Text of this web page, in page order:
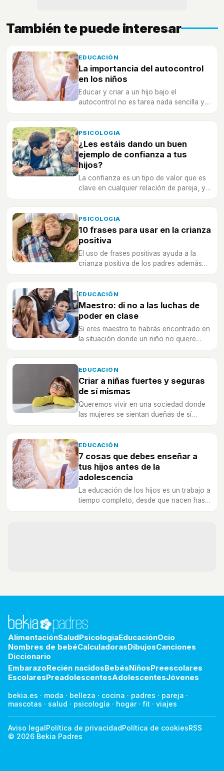
También te puede interesar
EDUCACIÓN
La importancia del autocontrol
en los niños
Educar y criar a un hijo bajo el
autocontrol no es tarea nada sencilla y
PSICOLOGIA
¿Les estáis dando un buen
ejemplo de confianza a tus
hijos?
La confianza es un tipo de valor que es
clave en cualquier relación de pareja, y
PSICOLOGIA
10 frases para usar en la crianza
positiva
El uso de frases positivas ayuda a la
crianza positiva de los padres además
EDUCACIÓN
Maestro: di no a las luchas de
poder en clase
Si eres maestro te habrás encontrado en
la situación donde un niño no quiere
EDUCACIÓN
Criar a niñas fuertes y seguras
de sí mismas
Queremos vivir en una sociedad donde
las mujeres se sientan dueñas de sí
EDUCACIÓN
7 cosas que debes enseñar a
tus hijos antes de la
adolescencia
La educación de los hijos es un trabajo a
tiempo completo, desde que nacen hasta
AlimentaciónSaludPsicologiaEducaciónOcio
Nombres de bebéCalculadorasDibujosCanciones
Diccionario
EmbarazoRecién nacidosBebésNiñosPreescolares
EscolaresPreadolescentesAdolescentesJóvenes
bekia.es · moda · belleza · cocina · padres · pareja ·
mascotas · salud · psicología · hogar· fit · viajes
Aviso legalPolítica de privacidadPolítica de cookiesRSS
© 2026 Bekia Padres